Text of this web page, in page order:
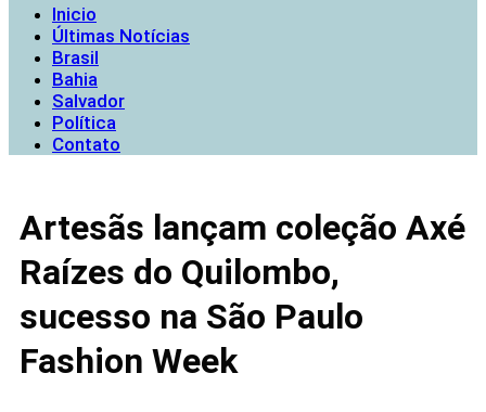
Inicio
Últimas Notícias
Brasil
Bahia
Salvador
Política
Contato
Artesãs lançam coleção Axé
Raízes do Quilombo,
sucesso na São Paulo
Fashion Week